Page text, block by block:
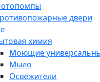
двери
химия
Моющие
Мыло
Освежители